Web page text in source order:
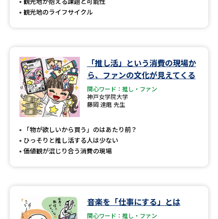
観光地のライフサイクル
「推し活」という消費の現場か
ら、ファンの文化が見えてくる
関心ワード：推し・ファン
神戸女学院大学
藤岡 達磨 先生
「物が欲しいから買う」のはあたり前？
ひっそりと推し活する人は少ない
価値観が混じり合う消費の現場
音楽を「仕事にする」とは
関心ワード：推し・ファン